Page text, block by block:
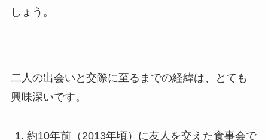
しょう。
二人の出会いと交際に至るまでの経緯は、とても
興味深いです。
約10年前（2013年頃）に友人を交えた食事会で